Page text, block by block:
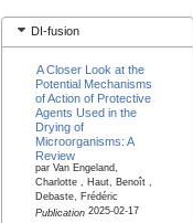
DI-fusion
A Closer Look at the
Potential Mechanisms
of Action of Protective
Agents Used in the
Drying of
Microorganisms: A
Review
par Van Engeland,
Charlotte , Haut, Benoît ,
Debaste, Frédéric
Publication2025-02-17